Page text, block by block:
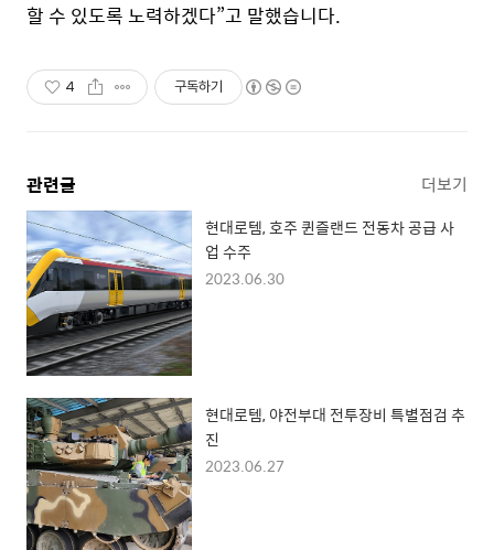
할 수 있도록 노력하겠다”고 말했습니다.
4 구독하기
관련글 더보기
현대로템, 호주 퀸즐랜드 전동차 공급 사
업 수주
2023.06.30
현대로템, 야전부대 전투장비 특별점검 추
진
2023.06.27